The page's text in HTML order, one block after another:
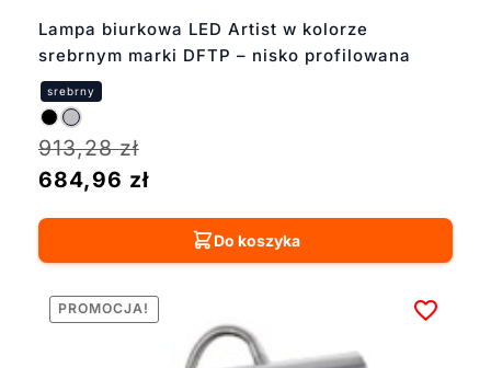
Lampa biurkowa LED Artist w kolorze
srebrnym marki DFTP – nisko profilowana
913,28zł
684,96 zł
Do koszyka
PROMOCJA!